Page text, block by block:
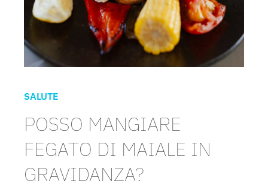
SALUTE
POSSO MANGIARE
FEGATO DI MAIALE IN
GRAVIDANZA?